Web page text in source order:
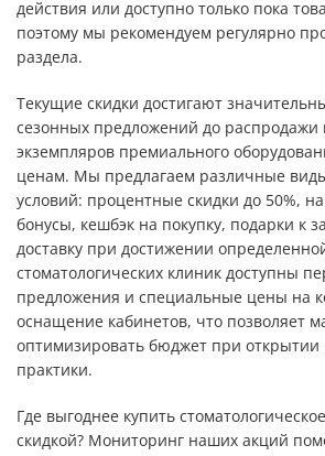
действия или доступно только пока
поэтому мы рекомендуем регулярно
раздела.​
Текущие скидки достигают
сезонных предложений до распродажи
экземпляров премиального
ценам. Мы предлагаем различные
условий: процентные скидки до 50%,
бонусы, кешбэк на покупку, подарки к
доставку при достижении
стоматологических клиник доступны
предложения и специальные цены на
оснащение кабинетов, что позволяет
оптимизировать бюджет при
практики.​
Где выгоднее купить
скидкой? Мониторинг наших акций